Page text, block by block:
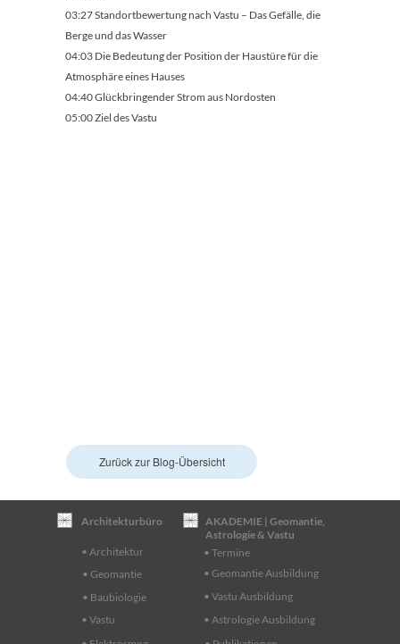
03:27 Standortbewertung nach Vastu – Das Gefälle, die
Berge und das Wasser
04:03 Die Bedeutung der Position der Haustüre für die
Atmosphäre eines Hauses
04:40 Glückbringender Strom aus Nordosten
05:00 Ziel des Vastu
Zurück zur Blog-Übersicht
Architekturbüro
AKADEMIE | Geomantie,
Astrologie & Vastu
• Architektur
• Termine
• Geomantie
• Geomantie Ausbildung
• Baubiologie
• Vastu
• Vastu Ausbildung
• Astrologie Ausbildung